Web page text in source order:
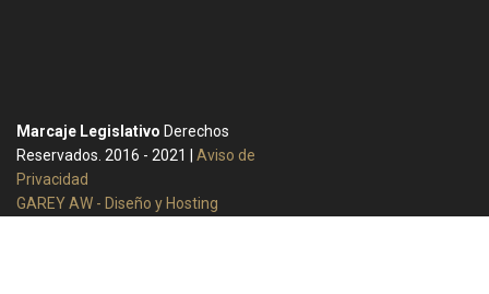
Marcaje Legislativo Derechos
Reservados. 2016 - 2021 | Aviso de
Privacidad
GAREY AW - Diseño y Hosting